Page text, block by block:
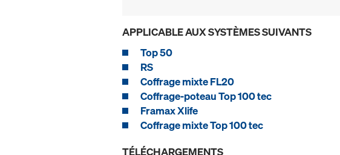
APPLICABLE AUX SYSTÈMES SUIVANTS
Top 50
RS
Coffrage mixte FL20
Coffrage-poteau Top 100 tec
Framax Xlife
Coffrage mixte Top 100 tec
TÉLÉCHARGEMENTS